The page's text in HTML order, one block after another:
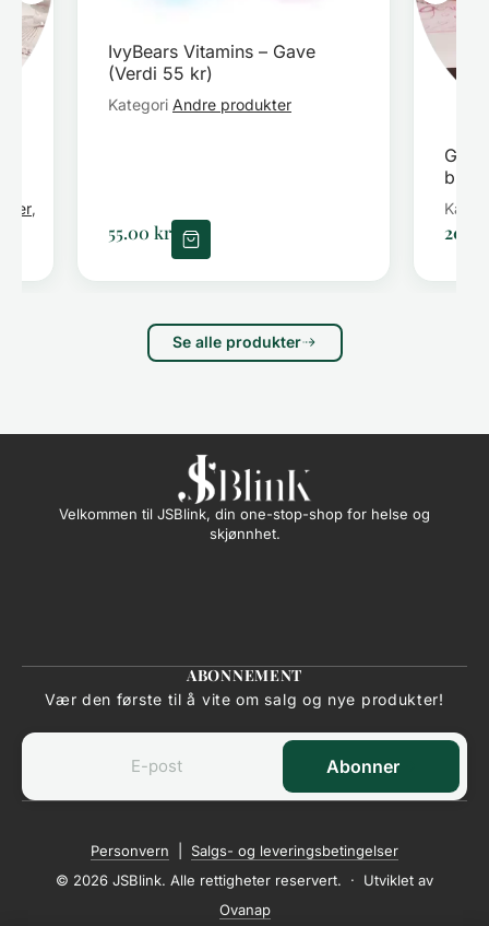
,
IvyBears Vitamins – Gave
(Verdi 55 kr)
Kategori Andre produkter
55.00 kr
Se alle produkter
Velkommen til JSBlink, din one-stop-shop for helse og
skjønnhet.
ABONNEMENT
Vær den første til å vite om salg og nye produkter!
Abonner
Personvern
Salgs- og leveringsbetingelser
© 2026 JSBlink. Alle rettigheter reservert. · Utviklet av
Ovanap